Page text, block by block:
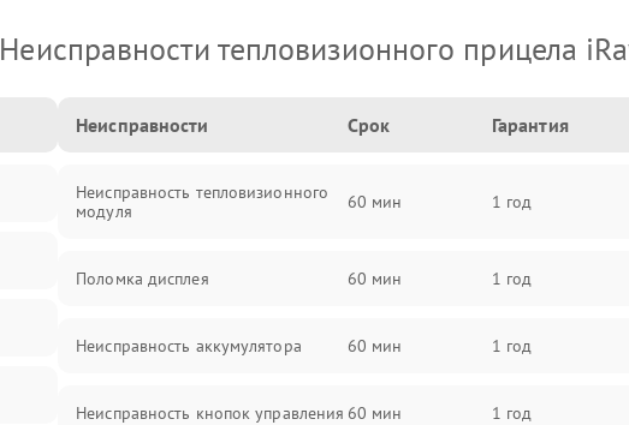
Неисправности тепловизионного прицела
Неисправности Срок Гарантия
Неисправность тепловизионного
модуля
60 мин 1 год
Поломка дисплея 60 мин 1 год
Неисправность аккумулятора 60 мин 1 год
Неисправность кнопок управления 60 мин 1 год